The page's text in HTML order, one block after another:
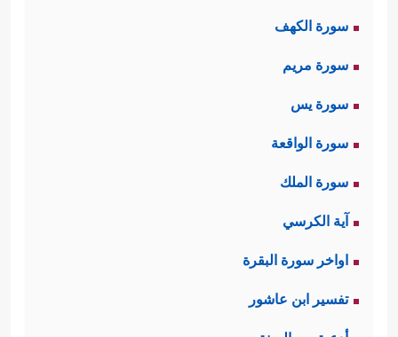
سورة الكهف
سورة مريم
سورة يس
سورة الواقعة
سورة الملك
آية الكرسي
اواخر سورة البقرة
تفسير ابن عاشور